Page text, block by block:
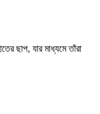
ছাপ, যার মাধ্যমে তাঁরা